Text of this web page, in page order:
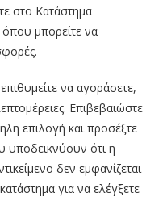
στο Κατάστημα
μπορείτε να
να αγοράσετε,
Επιβεβαιώστε
επιλογή και προσέξτε
υποδεικνύουν ότι η
δεν εμφανίζεται
για να ελέγξετε